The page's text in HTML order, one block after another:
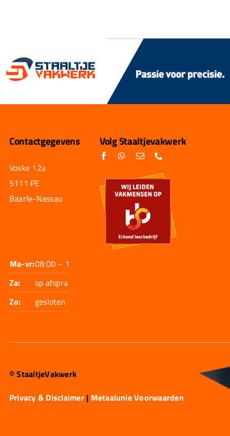
Contactgegevens
Voske 12a
5111 PE
Baarle-Nassau
Ma-vr:08:00 – 17:30
Za:
op afspraak
Zo:
gesloten
Volg Staaltjevakwerk
© StaaltjeVakwerk
Privacy & Disclaimer| Metaalunie Voorwaarden